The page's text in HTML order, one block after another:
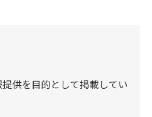
供を目的として掲載してい